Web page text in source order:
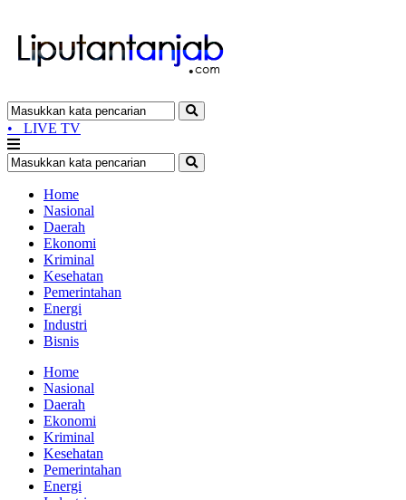
• LIVE TV
Home
Nasional
Daerah
Ekonomi
Kriminal
Kesehatan
Pemerintahan
Energi
Industri
Bisnis
Home
Nasional
Daerah
Ekonomi
Kriminal
Kesehatan
Pemerintahan
Energi